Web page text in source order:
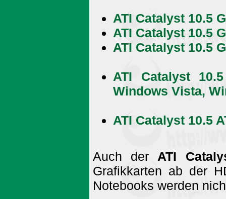
ATI Catalyst 10.5
ATI Catalyst 10.5
ATI Catalyst 10.5
ATI Catalyst
Windows Vista,
ATI Catalyst 10.5
Auch der ATI
Grafikkarten ab der
Notebooks werden